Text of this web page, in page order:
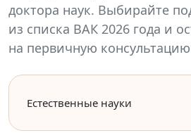
доктора наук. Выбирайте
из списка ВАК 2026 года и
на первичную
Естественные науки